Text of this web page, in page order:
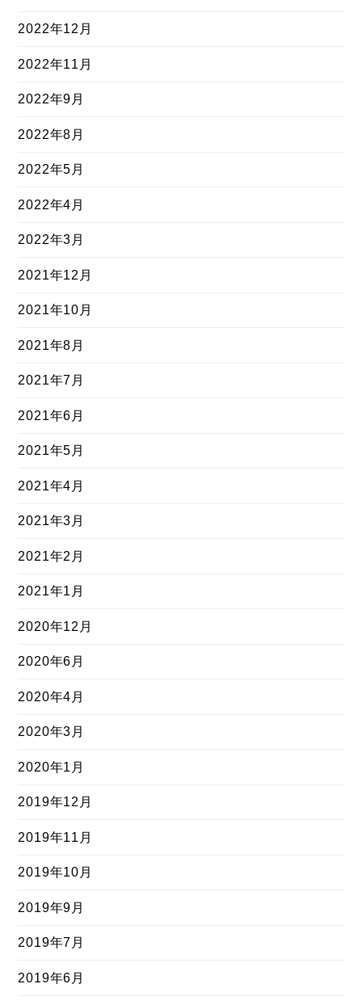
2022年12月
2022年11月
2022年9月
2022年8月
2022年5月
2022年4月
2022年3月
2021年12月
2021年10月
2021年8月
2021年7月
2021年6月
2021年5月
2021年4月
2021年3月
2021年2月
2021年1月
2020年12月
2020年6月
2020年4月
2020年3月
2020年1月
2019年12月
2019年11月
2019年10月
2019年9月
2019年7月
2019年6月